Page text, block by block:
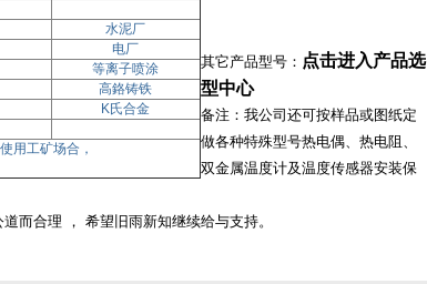
水泥厂
电厂
等离子喷涂
高鉻铸铁
K氏合金
用工矿场合，
其它产品型号： 点击进入产品选
型中心
备注：我公司还可按样品或图纸定
做各种特殊型号热电偶、热电阻、
双金属温度计及温度传感器安装保
而合理 ， 希望旧雨新知继续给与支持。